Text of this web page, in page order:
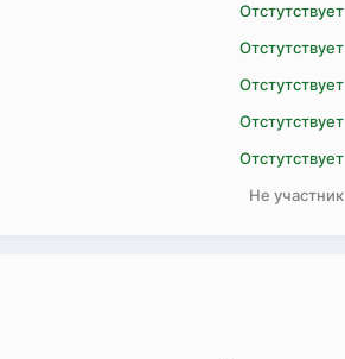
Отстутствует
Отстутствует
Отстутствует
Отстутствует
Отстутствует
Не участник